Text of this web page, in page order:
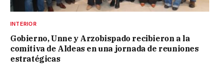
INTERIOR
Gobierno, Unne y Arzobispado recibieron a la
comitiva de Aldeas en una jornada de reuniones
estratégicas